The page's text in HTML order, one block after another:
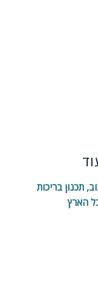
תכנון בריכות
הארץ